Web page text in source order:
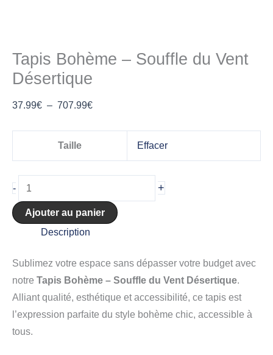
Tapis Bohème – Souffle du Vent
Désertique
37.99€ – 707.99€
Taille Effacer
- +
Ajouter au panier
Description
Sublimez votre espace sans dépasser votre budget avec
notre Tapis Bohème – Souffle du Vent Désertique.
Alliant qualité, esthétique et accessibilité, ce tapis est
l’expression parfaite du style bohème chic, accessible à
tous.